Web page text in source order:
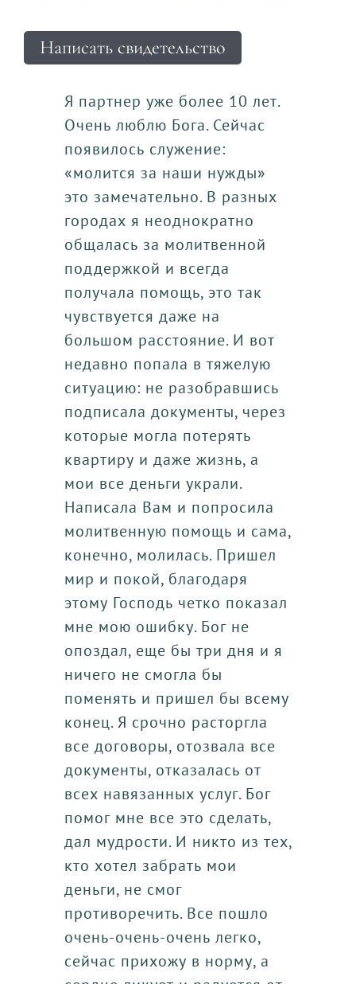
Написать свидетельство
Я партнер уже более 10 лет.
Очень люблю Бога. Сейчас
появилось служение:
«молится за наши нужды»
это замечательно. В разных
городах я неоднократно
общалась за молитвенной
поддержкой и всегда
получала помощь, это так
чувствуется даже на
большом расстояние. И вот
недавно попала в тяжелую
ситуацию: не разобравшись
подписала документы, через
которые могла потерять
квартиру и даже жизнь, а
мои все деньги украли.
Написала Вам и попросила
молитвенную помощь и сама,
конечно, молилась. Пришел
мир и покой, благодаря
этому Господь четко показал
мне мою ошибку. Бог не
опоздал, еще бы три дня и я
ничего не смогла бы
поменять и пришел бы всему
конец. Я срочно расторгла
все договоры, отозвала все
документы, отказалась от
всех навязанных услуг. Бог
помог мне все это сделать,
дал мудрости. И никто из тех,
кто хотел забрать мои
деньги, не смог
противоречить. Все пошло
очень-очень-очень легко,
сейчас прихожу в норму, а